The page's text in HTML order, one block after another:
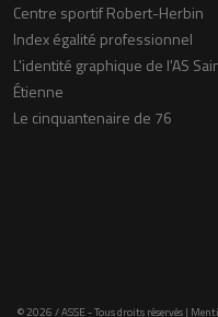
Centre sportif Robert-Herbin
Index égalité professionnel
L'identité graphique de l'AS
Étienne
Le cinquantenaire de 76
© 2026 / ASSE - Tous droits réservés |